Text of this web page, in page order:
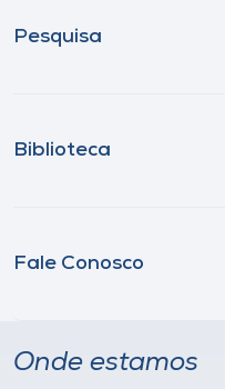
Pesquisa
Biblioteca
Fale Conosco
Onde estamos